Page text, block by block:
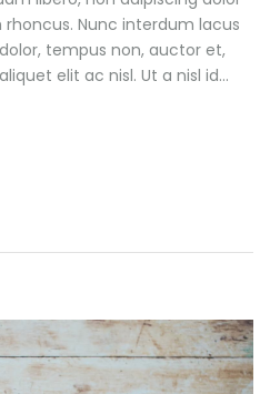
rhoncus. Nunc interdum lacus
tempus non, auctor et,
elit ac nisl. Ut a nisl id...